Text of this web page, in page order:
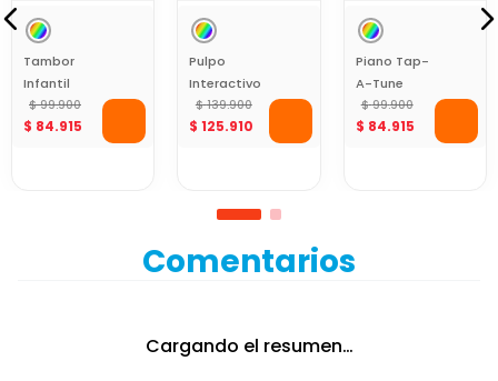
Tambor
Infantil
Tap-A-
Tune Little
$ 99.900
$ 84.915
Pulpo
Interactivo
Ball Chase
Little Tikes
$ 139.900
$ 125.910
Piano Tap-
A-Tune
Little Tikes
$ 99.900
$ 84.915
Comentarios
Cargando el resumen…